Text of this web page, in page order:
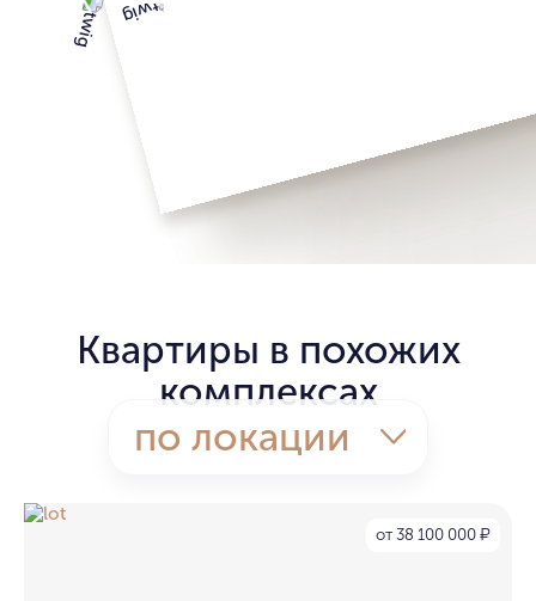
Квартиры в похожих
комплексах
по локации
от 38 100 000 ₽